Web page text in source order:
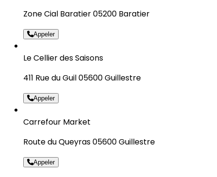
Zone Cial Baratier 05200 Baratier
Appeler
Le Cellier des Saisons
411 Rue du Guil 05600 Guillestre
Appeler
Carrefour Market
Route du Queyras 05600 Guillestre
Appeler